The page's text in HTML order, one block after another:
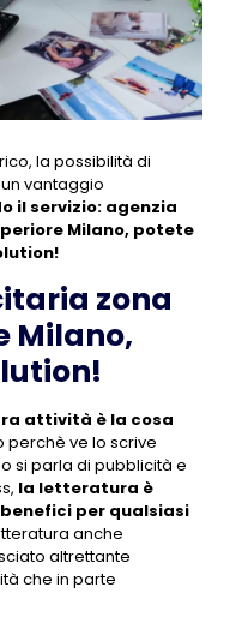
la possibilità di
vantaggio
il servizio: agenzia
Milano, potete
zona
Milano,
attività è la cosa
perchè ve lo scrive
si parla di pubblicità e
la letteratura è
per qualsiasi
anche
altrettante
che in parte